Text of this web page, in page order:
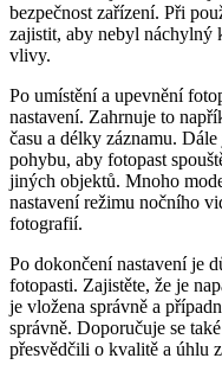
bezpečnost zařízení. Při
zajistit, aby nebyl náchylný
vlivy.
Po umístění a upevnění
nastavení. Zahrnuje to
času a délky záznamu.
pohybu, aby fotopast
jiných objektů. Mnoho
nastavení režimu nočního
fotografií.
Po dokončení nastavení je
fotopasti. Zajistěte, že je
je vložena správně a
správně. Doporučuje se
přesvědčili o kvalitě a úhlu